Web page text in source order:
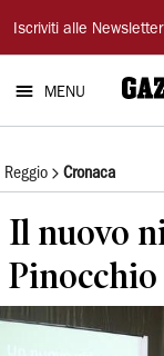
Gazzetta
di
Reggio
Iscriviti alle Newsletter
MENU
Reggio Cronaca
Il nuovo
Pinocchio